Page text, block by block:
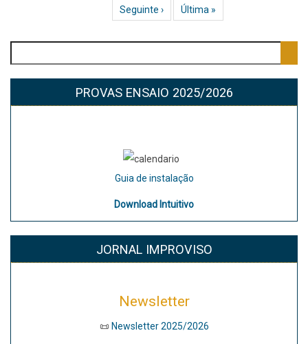
Próxima página
Seguinte › Última página
Última »
PROVAS ENSAIO 2025/2026
Guia de instalação
Download Intuitivo
JORNAL IMPROVISO
Newsletter
📜 Newsletter 2025/2026